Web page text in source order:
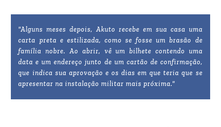
"Alguns meses depois, Akuto recebe em sua casa uma
carta preta e estilizada, como se fosse um brasão de
família nobre. Ao abrir, vê um bilhete contendo uma
data e um endereço junto de um cartão de confirmação,
que indica sua aprovação e os dias em que teria que se
apresentar na instalação militar mais próxima."